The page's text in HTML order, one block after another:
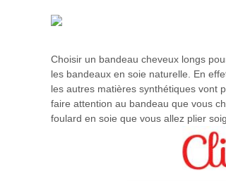
Choisir un bandeau cheveux longs
les bandeaux en soie naturelle. En
les autres matières synthétiques vont
faire attention au bandeau que vous
foulard en soie que vous allez plier